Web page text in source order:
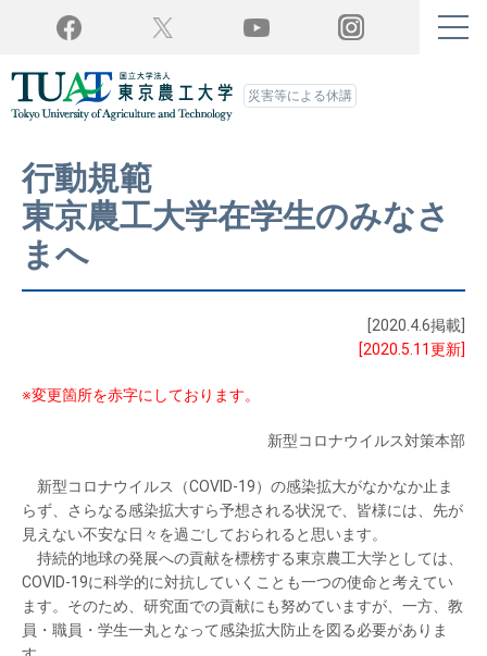
Facebook Twitter YouTube Instagram
災害等による休講
行動規範
東京農工大学在学生のみなさ
まへ
[2020.4.6掲載]
[2020.5.11更新]
※変更箇所を赤字にしております。
新型コロナウイルス対策本部
新型コロナウイルス（COVID-19）の感染拡大がなかなか止ま
らず、さらなる感染拡大すら予想される状況で、皆様には、先が
見えない不安な日々を過ごしておられると思います。
持続的地球の発展への貢献を標榜する東京農工大学としては、
COVID-19に科学的に対抗していくことも一つの使命と考えてい
ます。そのため、研究面での貢献にも努めていますが、一方、教
員・職員・学生一丸となって感染拡大防止を図る必要がありま